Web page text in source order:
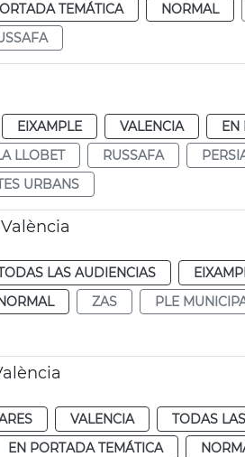
TEMÁTICA NORMAL
EIXAMPLE VALENCIA
EN
LLOBET RUSSAFA
URBANS
LAS AUDIENCIAS
ZAS PLE
VALENCIA
TODAS
EN PORTADA TEMÁTICA